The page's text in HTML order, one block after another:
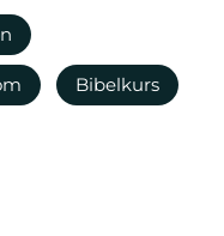
Bibelkurs